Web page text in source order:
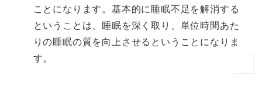
ことになります。基本的に睡眠不足を解消する
ということは、睡眠を深く取り、単位時間あた
りの睡眠の質を向上させるということになりま
す。